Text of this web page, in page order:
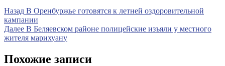
Навигация
по
записям
Назад Предыдущая
запись
В Оренбуржье готовятся к летней оздоровительной
кампании
Далее Следующая
запись
В Беляевском районе полицейские изъяли у местного
жителя марихуану
Похожие записи